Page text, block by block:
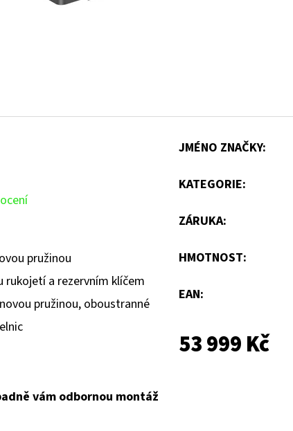
pružinou
rukojetí a rezervním klíčem
pružinou, oboustranné
vám odbornou montáž
JMÉNO ZNAČKY:
KATEGORIE:
ZÁRUKA:
HMOTNOST:
EAN:
53 999 Kč